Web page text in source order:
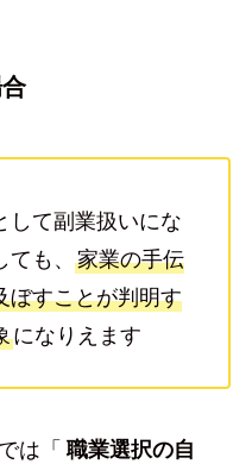
して副業扱いにな
も、 家業の手伝
ぼすことが判明す
になりえます
は「 職業選択の自